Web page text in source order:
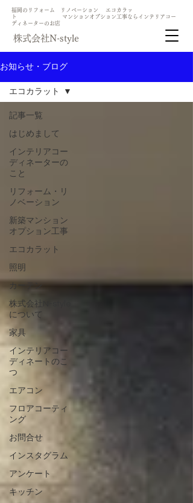
​福岡のリフォーム リノベーション エコカラッ
ト マンションオプション工事ならインテリアコー
ディネーターのお店
​株式会社N-style
お知らせ・ブログ
記事一覧
はじめまして
インテリアコー
ディネーターの
こと
リフォーム・リ
ノベーション
新築マンション
オプション工事
エコカラット
照明
カーテン
株式会社N-style
について
家具
インテリアコー
ディネートのこ
つ
エアコン
フロアコーティ
ング
お問合せ
インスタグラム
アンケート
キッチン
エコカラット